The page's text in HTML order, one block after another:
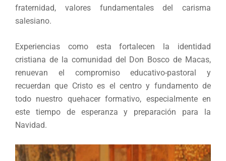
fraternidad, valores fundamentales del carisma
salesiano.
Experiencias como esta fortalecen la identidad
cristiana de la comunidad del Don Bosco de Macas,
renuevan el compromiso educativo-pastoral y
recuerdan que Cristo es el centro y fundamento de
todo nuestro quehacer formativo, especialmente en
este tiempo de esperanza y preparación para la
Navidad.